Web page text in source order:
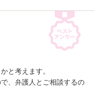
と考えます。
、弁護人とご相談するの